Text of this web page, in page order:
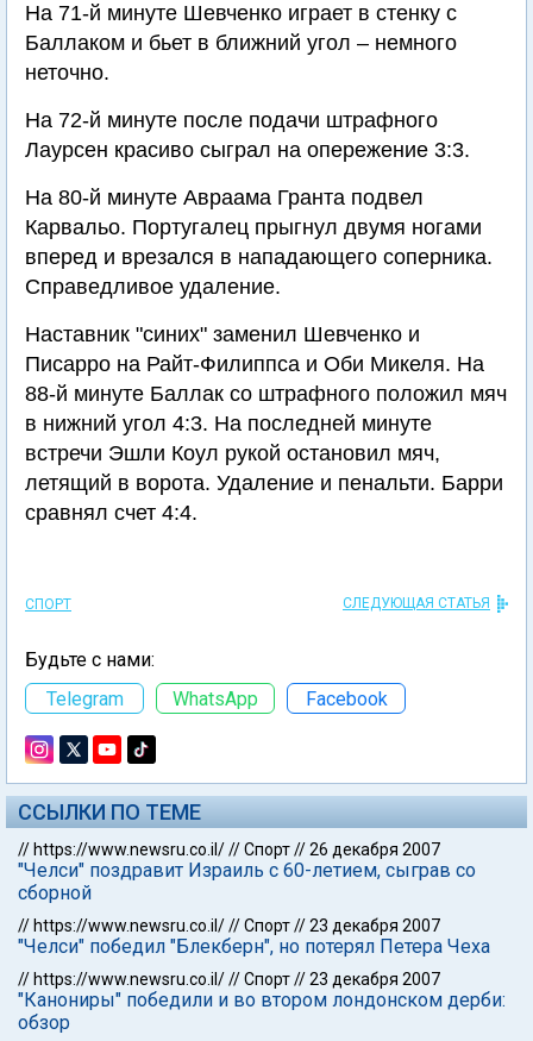
На 71-й минуте Шевченко играет в стенку с
Баллаком и бьет в ближний угол – немного
неточно.
На 72-й минуте после подачи штрафного
Лаурсен красиво сыграл на опережение 3:3.
На 80-й минуте Авраама Гранта подвел
Карвальо. Португалец прыгнул двумя ногами
вперед и врезался в нападающего соперника.
Справедливое удаление.
Наставник "синих" заменил Шевченко и
Писарро на Райт-Филиппса и Оби Микеля. На
88-й минуте Баллак со штрафного положил мяч
в нижний угол 4:3. На последней минуте
встречи Эшли Коул рукой остановил мяч,
летящий в ворота. Удаление и пенальти. Барри
сравнял счет 4:4.
СПОРТ СЛЕДУЮЩАЯ СТАТЬЯ
Будьте с нами:
Telegram
WhatsApp Facebook
ССЫЛКИ ПО ТЕМЕ
// https://www.newsru.co.il///Спорт//26 декабря 2007
"Челси" поздравит Израиль с 60-летием, сыграв со
сборной
// https://www.newsru.co.il///Спорт//23 декабря 2007
"Челси" победил "Блекберн", но потерял Петера Чеха
// https://www.newsru.co.il///Спорт//23 декабря 2007
"Канониры" победили и во втором лондонском дерби:
обзор